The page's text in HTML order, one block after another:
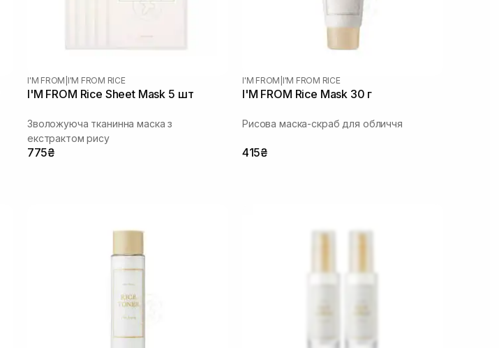
I'M FROM I'M FROM RICE
I'M FROM Rice Sheet Mask 5 шт
Зволожуюча тканинна маска з
екстрактом рису
775₴
I'M FROM I'M FROM RICE
I'M FROM Rice Mask 30 г
Рисова маска-скраб для обличчя
415₴